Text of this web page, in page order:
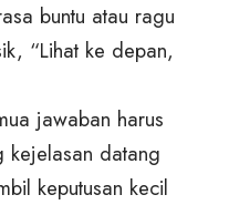
buntu atau ragu
“Lihat ke depan,
jawaban harus
kejelasan datang
keputusan kecil